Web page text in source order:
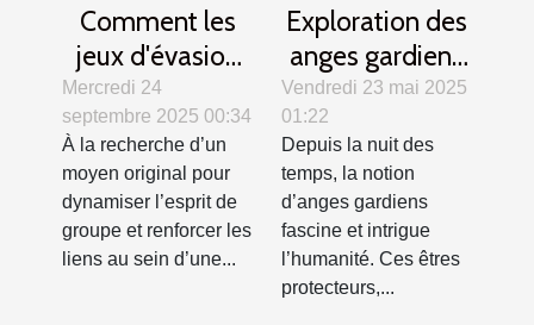
Comment les
jeux d'évasion
renforcent la
cohésion
d'équipe ?
Mercredi 24
septembre 2025 00:34
À la recherche d’un
moyen original pour
dynamiser l’esprit de
groupe et renforcer les
liens au sein d’une...
Exploration des
anges gardiens
dans différentes
cultures et
traditions
Vendredi 23 mai 2025
01:22
Depuis la nuit des
temps, la notion
d’anges gardiens
fascine et intrigue
l’humanité. Ces êtres
protecteurs,...